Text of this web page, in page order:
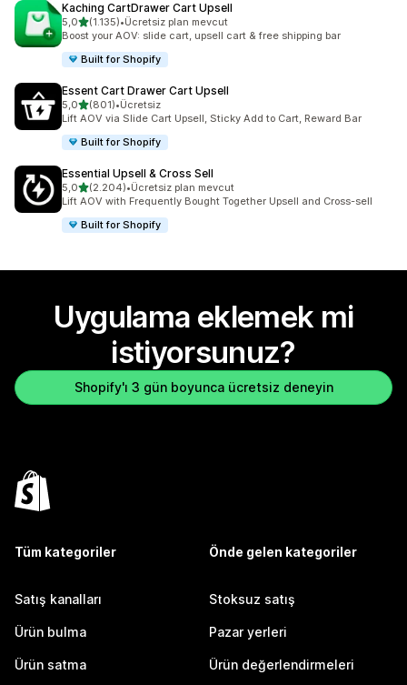
Kaching CartDrawer Cart Upsell
5,05 yıldız üzerinden
(1.135)
toplam 1135 değerlendirme
•Ücretsiz plan mevcut
Boost your AOV: slide cart, upsell cart & free shipping bar
Built for Shopify
Essent Cart Drawer Cart Upsell
5,05 yıldız üzerinden
(801)
toplam 801 değerlendirme
•Ücretsiz
Lift AOV via Slide Cart Upsell, Sticky Add to Cart, Reward Bar
Built for Shopify
Essential Upsell & Cross Sell
5,05 yıldız üzerinden
(2.204)
toplam 2204 değerlendirme
•Ücretsiz plan mevcut
Lift AOV with Frequently Bought Together Upsell and Cross-sell
Built for Shopify
Uygulama eklemek mi
istiyorsunuz?
Shopify'ı 3 gün boyunca ücretsiz deneyin
Tüm kategoriler
Satış kanalları
Ürün bulma
Ürün satma
Önde gelen kategoriler
Stoksuz satış
Pazar yerleri
Ürün değerlendirmeleri